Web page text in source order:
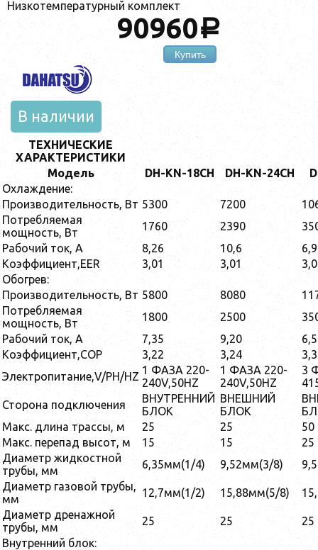
Низкотемпературный комплект
90960a
Купить
В наличии
ТЕХНИЧЕСКИЕ
ХАРАКТЕРИСТИКИ
Модель
DH-KN-18CH DH-KN-24CH
Охлаждение:
Производительность, Вт 5300 7200
Потребляемая
мощность, Вт
1760 2390
Рабочий ток, А
8,26 10,6
6,9
Коэффициент,EER
3,01 3,01
Обогрев:
Производительность, Вт 5800 8080
Потребляемая
мощность, Вт
1800 2500
Рабочий ток, А
7,35 9,20
6,5
Коэффициент,COP
3,22 3,24
Электропитание,V/PH/HZ 1 ФАЗА 220-
240V,50HZ
1 ФАЗА 220-
240V,50HZ
3
Сторона подключения
ВНУТРЕННИЙ
БЛОК
ВНЕШНИЙ
БЛОК
Макс. длина трассы, м
25 25
50
Макс. перепад высот, м
15 15
25
Диаметр жидкостной
трубы, мм
6,35мм(1/4) 9,52мм(3/8)
Диаметр газовой трубы,
мм
12,7мм(1/2) 15,88мм(5/8)
Диаметр дренажной
трубы, мм
25 25
25
Внутренний блок: